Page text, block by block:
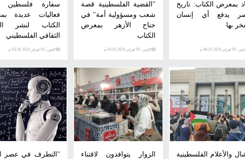
بمعرض الكتاب: تاريخ
يدفع أي إنسان
بها
05 فبراير 2024 06:25 م
"القضية الفلسطينية قصة
شعب ومسؤولية أمة" في
جناح الأزهر بمعرض
الكتاب
الإثنين، 05 فبراير 2024 03:45 م
سفارة فلسطين
فعاليات عديدة
الكتاب لنشر
الثقافي الفلسطيني
الإثنين، 05 فبراير 2024 03:18 م
والأعلام الفلسطينية
الزوار يتوافدون لاقتناء
"التطرف في عصر